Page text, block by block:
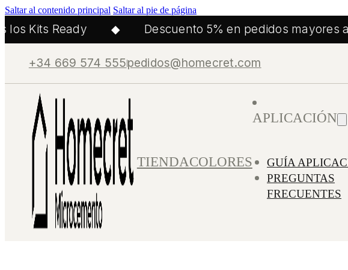
Saltar al contenido principal Saltar al pie de página
Kits Ready Descuento 5% en pedidos mayores a
+34 669 574 555pedidos@homecret.com
TIENDACOLORES
APLICACIÓN
GUÍA
PREGUNTAS
FRECUENTES